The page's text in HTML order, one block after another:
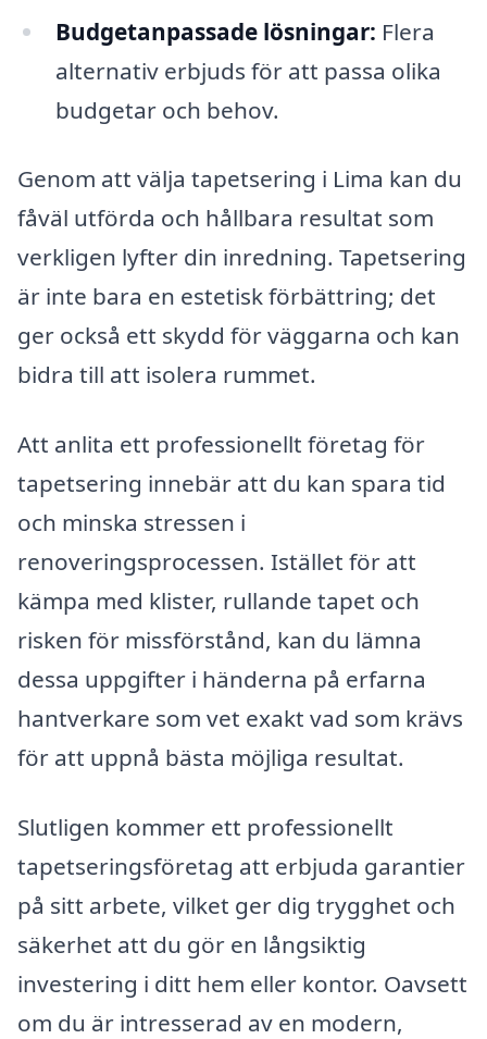
Budgetanpassade lösningar: Flera
alternativ erbjuds för att passa olika
budgetar och behov.
Genom att välja tapetsering i Lima kan du
fåväl utförda och hållbara resultat som
verkligen lyfter din inredning. Tapetsering
är inte bara en estetisk förbättring; det
ger också ett skydd för väggarna och kan
bidra till att isolera rummet.
Att anlita ett professionellt företag för
tapetsering innebär att du kan spara tid
och minska stressen i
renoveringsprocessen. Istället för att
kämpa med klister, rullande tapet och
risken för missförstånd, kan du lämna
dessa uppgifter i händerna på erfarna
hantverkare som vet exakt vad som krävs
för att uppnå bästa möjliga resultat.
Slutligen kommer ett professionellt
tapetseringsföretag att erbjuda garantier
på sitt arbete, vilket ger dig trygghet och
säkerhet att du gör en långsiktig
investering i ditt hem eller kontor. Oavsett
om du är intresserad av en modern,